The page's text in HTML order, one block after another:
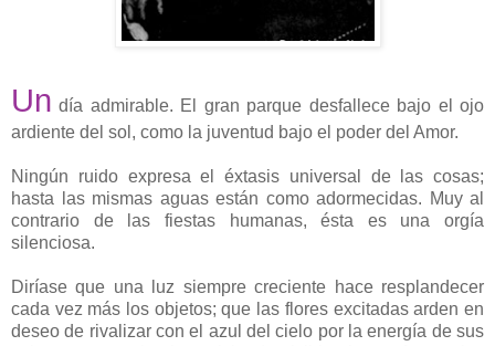
Un día admirable. El gran parque desfallece bajo el ojo
ardiente del sol, como la juventud bajo el poder del Amor.
Ningún ruido expresa el éxtasis universal de las cosas;
hasta las mismas aguas están como adormecidas. Muy al
contrario de las fiestas humanas, ésta es una orgía
silenciosa.
Diríase que una luz siempre creciente hace resplandecer
cada vez más los objetos; que las flores excitadas arden en
deseo de rivalizar con el azul del cielo por la energía de sus